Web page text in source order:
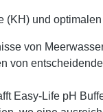
und
von
von
Easy-Life pH